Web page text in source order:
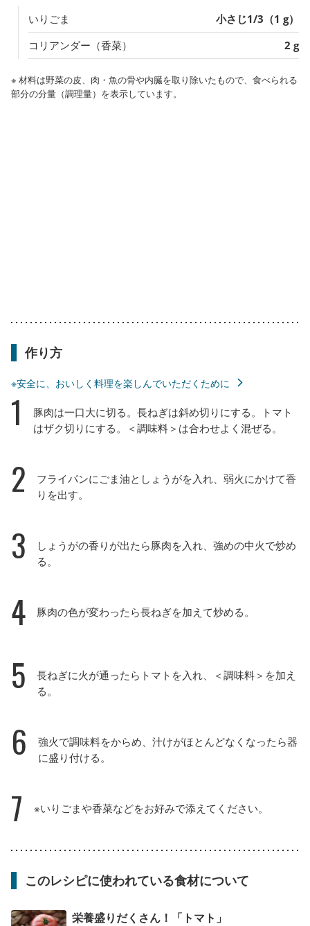
いりごま
小さじ1/3（1 g）
コリアンダー（香菜）
2 g
※ 材料は野菜の皮、肉・魚の骨や内臓を取り除いたもので、食べられる
部分の分量（調理量）を表示しています。
作り方
※安全に、おいしく料理を楽しんでいただくために
1
豚肉は一口大に切る。長ねぎは斜め切りにする。トマト
はザク切りにする。＜調味料＞は合わせよく混ぜる。
2
フライパンにごま油としょうがを入れ、弱火にかけて香
りを出す。
3
しょうがの香りが出たら豚肉を入れ、強めの中火で炒め
る。
4 豚肉の色が変わったら長ねぎを加えて炒める。
5
長ねぎに火が通ったらトマトを入れ、＜調味料＞を加え
る。
6
強火で調味料をからめ、汁けがほとんどなくなったら器
に盛り付ける。
7 ※いりごまや香菜などをお好みで添えてください。
このレシピに使われている食材について
栄養盛りだくさん！「トマト」